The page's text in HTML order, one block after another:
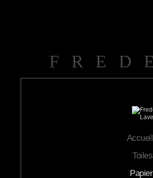
Accueil
Toiles
Papier